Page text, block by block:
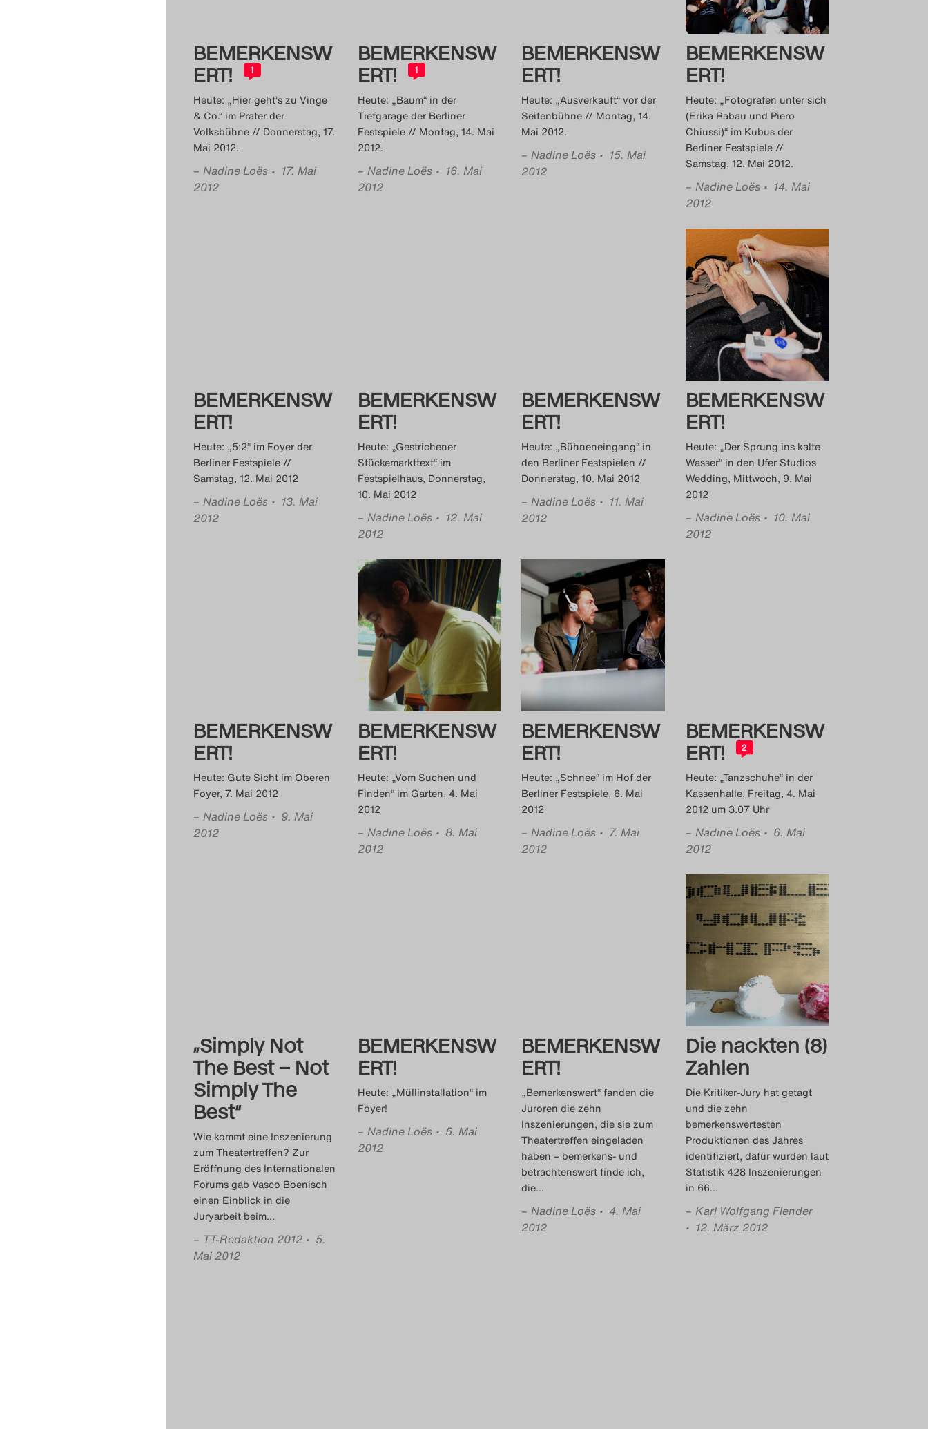
BEMERKENSW
ERT!
1
Heute: „Hier geht’s zu Vinge
& Co.“ im Prater der
Volksbühne // Donnerstag, 17.
Mai 2012.
– Nadine Loës • 17. Mai
2012
BEMERKENSW
ERT!
1
Heute: „Baum“ in der
Tiefgarage der Berliner
Festspiele // Montag, 14. Mai
2012.
– Nadine Loës • 16. Mai
2012
BEMERKENSW
ERT!
Heute: „Ausverkauft“ vor der
Seitenbühne // Montag, 14.
Mai 2012.
– Nadine Loës • 15. Mai
2012
BEMERKENSW
ERT!
Heute: „Fotografen unter sich
(Erika Rabau und Piero
Chiussi)“ im Kubus der
Berliner Festspiele //
Samstag, 12. Mai 2012.
– Nadine Loës • 14. Mai
2012
BEMERKENSW
ERT!
Heute: „5:2“ im Foyer der
Berliner Festspiele //
Samstag, 12. Mai 2012
– Nadine Loës • 13. Mai
2012
BEMERKENSW
ERT!
Heute: „Gestrichener
Stückemarkttext“ im
Festspielhaus, Donnerstag,
10. Mai 2012
– Nadine Loës • 12. Mai
2012
BEMERKENSW
ERT!
Heute: „Bühneneingang“ in
den Berliner Festspielen //
Donnerstag, 10. Mai 2012
– Nadine Loës • 11. Mai
2012
BEMERKENSW
ERT!
Heute: „Der Sprung ins kalte
Wasser“ in den Ufer Studios
Wedding, Mittwoch, 9. Mai
2012
– Nadine Loës • 10. Mai
2012
BEMERKENSW
ERT!
Heute: Gute Sicht im Oberen
Foyer, 7. Mai 2012
– Nadine Loës • 9. Mai
2012
BEMERKENSW
ERT!
Heute: „Vom Suchen und
Finden“ im Garten, 4. Mai
2012
– Nadine Loës • 8. Mai
2012
BEMERKENSW
ERT!
Heute: „Schnee“ im Hof der
Berliner Festspiele, 6. Mai
2012
– Nadine Loës • 7. Mai
2012
BEMERKENSW
ERT!
2
Heute: „Tanzschuhe“ in der
Kassenhalle, Freitag, 4. Mai
2012 um 3.07 Uhr
– Nadine Loës • 6. Mai
2012
„Simply Not
The Best – Not
Simply The
Best“
Wie kommt eine Inszenierung
zum Theatertreffen? Zur
Eröffnung des Internationalen
Forums gab Vasco Boenisch
einen Einblick in die
Juryarbeit beim…
– TT-Redaktion 2012 • 5.
Mai 2012
BEMERKENSW
ERT!
Heute: „Müllinstallation“ im
Foyer!
– Nadine Loës • 5. Mai
2012
BEMERKENSW
ERT!
„Bemerkenswert“ fanden die
Juroren die zehn
Inszenierungen, die sie zum
Theatertreffen eingeladen
haben – bemerkens- und
betrachtenswert finde ich,
die…
– Nadine Loës • 4. Mai
2012
Die nackten (8)
Zahlen
Die Kritiker-Jury hat getagt
und die zehn
bemerkenswertesten
Produktionen des Jahres
identifiziert, dafür wurden laut
Statistik 428 Inszenierungen
in 66…
– Karl Wolfgang Flender
• 12. März 2012